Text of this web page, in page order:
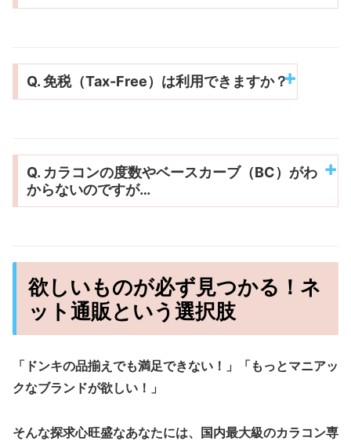
Q. 免税（Tax-Free）は利用できますか？
Q. カラコンの度数やベースカーブ（BC）がわ
からないのですが…
欲しいものが必ず見つかる！ネ
ット通販という選択肢
「ドンキの品揃えでも満足できない！」「もっとマニアッ
クなブランドが欲しい！」
そんな探求心旺盛なあなたには、
国内最大級のカラコン専